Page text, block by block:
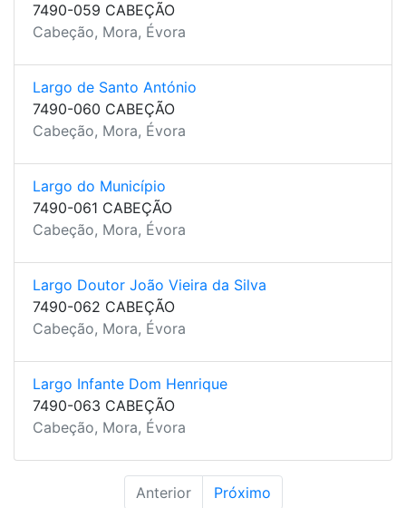
7490-059 CABEÇÃO
Cabeção, Mora, Évora
Largo de Santo António
7490-060 CABEÇÃO
Cabeção, Mora, Évora
Largo do Município
7490-061 CABEÇÃO
Cabeção, Mora, Évora
Largo Doutor João Vieira da Silva
7490-062 CABEÇÃO
Cabeção, Mora, Évora
Largo Infante Dom Henrique
7490-063 CABEÇÃO
Cabeção, Mora, Évora
Anterior Próximo